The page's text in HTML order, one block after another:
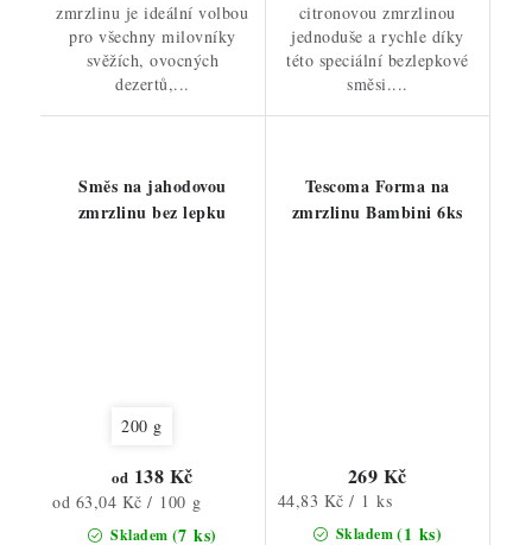
zmrzlinu je ideální volbou
pro všechny milovníky
svěžích, ovocných
dezertů,...
citronovou zmrzlinou
jednoduše a rychle díky
této speciální bezlepkové
směsi....
Směs na jahodovou
zmrzlinu bez lepku
200 g
Skladem (7 ks)
od 138 Kč
Měrná
od 63,04 Kč / 100 g
Tescoma Forma na
zmrzlinu Bambini 6ks
Skladem(1 ks)
269 Kč
Měrná
44,83 Kč / 1 ks